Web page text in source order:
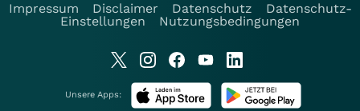
Impressum
Disclaimer Datenschutz
Datenschutz-
Einstellungen
Nutzungsbedingungen
Unsere Apps: